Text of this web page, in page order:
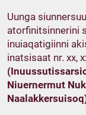
Uunga
atorfinitsinnerini
inuiaqatigiinni
inatsisaat nr. xx,
Niuernermut